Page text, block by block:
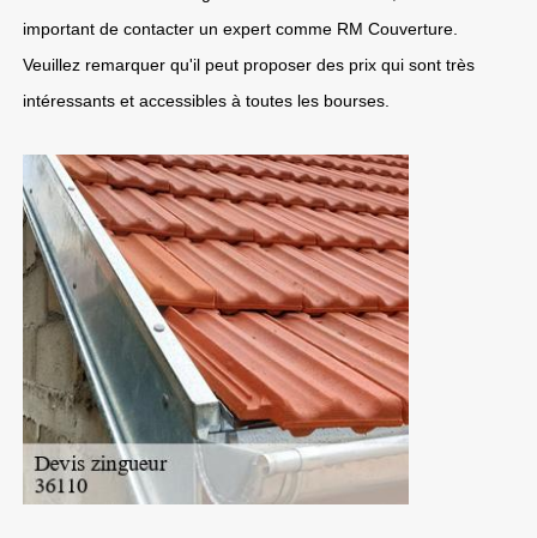
important de contacter un expert comme RM Couverture.
Veuillez remarquer qu'il peut proposer des prix qui sont très
intéressants et accessibles à toutes les bourses.